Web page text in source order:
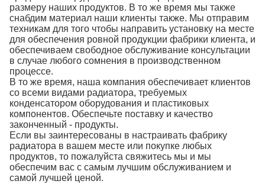
размеру наших продуктов. В то же время мы также
снабдим материал наши клиенты также. Мы отправим
техникам для того чтобы направить установку на месте
для обеспечения ровной продукции фабрики клиента, и
обеспечиваем свободное обслуживание консультации
в случае любого сомнения в производственном
процессе.
В то же время, наша компания обеспечивает клиентов
со всеми видами радиатора, требуемых
конденсатором оборудования и пластиковых
компонентов. Обеспечьте поставку и качество
законченный - продукты.
Если вы заинтересованы в настраивать фабрику
радиатора в вашем месте или покупке любых
продуктов, то пожалуйста свяжитесь мы и мы
обеспечим вас с самым лучшим обслуживанием и
самой лучшей ценой.